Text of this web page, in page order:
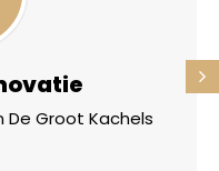
Groot Kachels